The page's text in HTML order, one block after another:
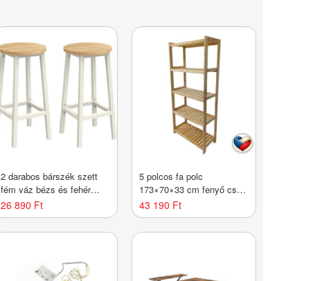
2 darabos bárszék szett
fém váz bézs és fehér
tölgy
26 890 Ft
5 polcos fa polc
173×70×33 cm fenyő cseh
gyártmány
43 190 Ft